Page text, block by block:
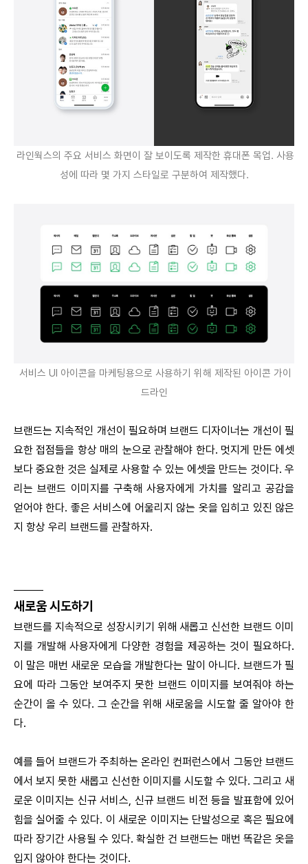
라인웍스의 주요 서비스 화면이 잘 보이도록 제작한 휴대폰 목업. 사용
성에 따라 몇 가지 스타일로 구분하여 제작했다.
서비스 UI 아이콘을 마케팅용으로 사용하기 위해 제작된 아이콘 가이
드라인
브랜드는 지속적인 개선이 필요하며 브랜드 디자이너는 개선이 필
요한 접점들을 항상 매의 눈으로 관찰해야 한다. 멋지게 만든 에셋
보다 중요한 것은 실제로 사용할 수 있는 에셋을 만드는 것이다. 우
리는 브랜드 이미지를 구축해 사용자에게 가치를 알리고 공감을
얻어야 한다. 좋은 서비스에 어울리지 않는 옷을 입히고 있진 않은
지 항상 우리 브랜드를 관찰하자.
새로움 시도하기
브랜드를 지속적으로 성장시키기 위해 새롭고 신선한 브랜드 이미
지를 개발해 사용자에게 다양한 경험을 제공하는 것이 필요하다.
이 말은 매번 새로운 모습을 개발한다는 말이 아니다. 브랜드가 필
요에 따라 그동안 보여주지 못한 브랜드 이미지를 보여줘야 하는
순간이 올 수 있다. 그 순간을 위해 새로움을 시도할 줄 알아야 한
다.
예를 들어 브랜드가 주최하는 온라인 컨퍼런스에서 그동안 브랜드
에서 보지 못한 새롭고 신선한 이미지를 시도할 수 있다. 그리고 새
로운 이미지는 신규 서비스, 신규 브랜드 비전 등을 발표함에 있어
힘을 실어줄 수 있다. 이 새로운 이미지는 단발성으로 혹은 필요에
따라 장기간 사용될 수 있다. 확실한 건 브랜드는 매번 똑같은 옷을
입지 않아야 한다는 것이다.